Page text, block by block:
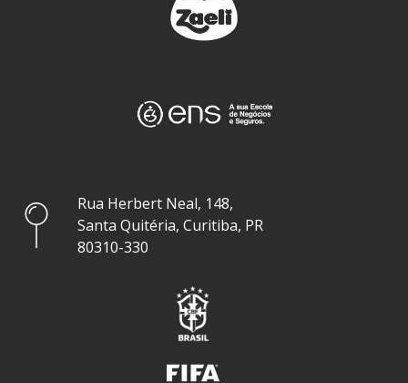
Rua Herbert Neal, 148,
Santa Quitéria, Curitiba, PR
80310-330